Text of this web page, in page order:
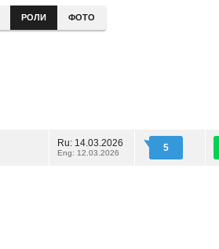
РОЛИ ФОТО
Ru: 14.03.2026
Eng: 12.03.2026 5